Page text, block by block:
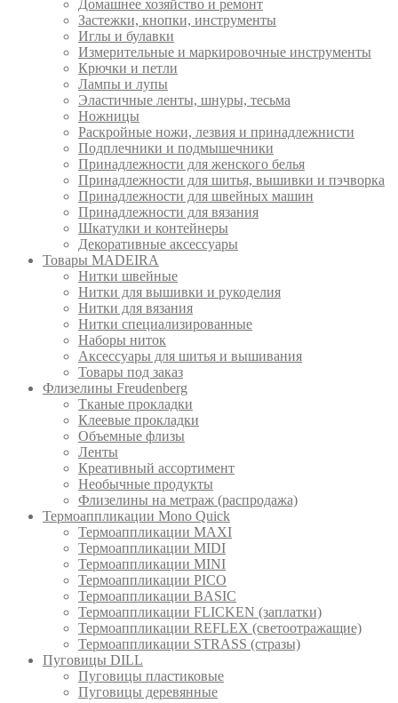
Домашнее хозяйство и ремонт
Застежки, кнопки, инструменты
Иглы и булавки
Измерительные и маркировочные инструменты
Крючки и петли
Лампы и лупы
Эластичные ленты, шнуры, тесьма
Ножницы
Раскройные ножи, лезвия и принадлежнисти
Подплечники и подмышечники
Принадлежности для женского белья
Принадлежности для шитья, вышивки и пэчворка
Принадлежности для швейных машин
Принадлежности для вязания
Шкатулки и контейнеры
Декоративные аксессуары
Товары MADEIRA
Нитки швейные
Нитки для вышивки и рукоделия
Нитки для вязания
Нитки специализированные
Наборы ниток
Аксессуары для шитья и вышивания
Товары под заказ
Флизелины Freudenberg
Тканые прокладки
Клеевые прокладки
Объемные флизы
Ленты
Креативный ассортимент
Необычные продукты
Флизелины на метраж (распродажа)
Термоаппликации Mono Quick
Термоаппликации MAXI
Термоаппликации MIDI
Термоаппликации MINI
Термоаппликации PICO
Термоаппликации BASIC
Термоаппликации FLICKEN (заплатки)
Термоаппликации REFLEX (светоотражащие)
Термоаппликации STRASS (стразы)
Пуговицы DILL
Пуговицы пластиковые
Пуговицы деревянные